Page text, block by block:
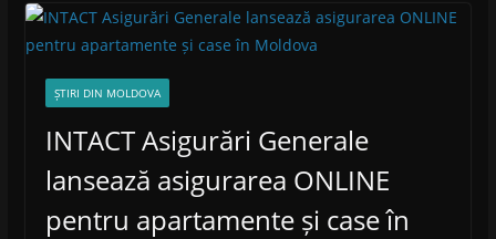
ȘTIRI DIN MOLDOVA
INTACT Asigurări Generale
lansează asigurarea ONLINE
pentru apartamente și case în